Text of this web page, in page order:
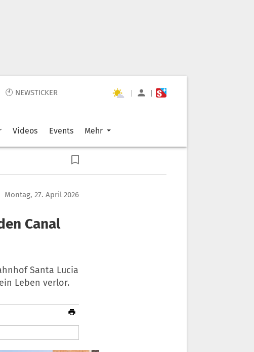
🕙 NEWSTICKER | |
Videos Events Mehr
Montag, 27. April 2026
Canal
Santa Lucia
Leben verlor.